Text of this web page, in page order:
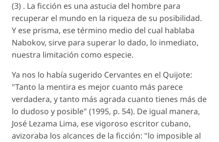
(3) . La ficción es una astucia del hombre para
recuperar el mundo en la riqueza de su posibilidad.
Y ese prisma, ese término medio del cual hablaba
Nabokov, sirve para superar lo dado, lo inmediato,
nuestra limitación como especie.
Ya nos lo había sugerido Cervantes en el Quijote:
"Tanto la mentira es mejor cuanto más parece
verdadera, y tanto más agrada cuanto tienes más de
lo dudoso y posible" (1995, p. 54). De igual manera,
José Lezama Lima, ese vigoroso escritor cubano,
avizoraba los alcances de la ficción: "lo imposible al